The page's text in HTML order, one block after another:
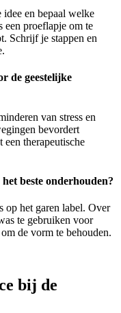
idee en bepaal welke
proeflapje om te
Schrijf je stappen en
de geestelijke
van stress en
bevordert
therapeutische
beste onderhouden?
op het garen label. Over
te gebruiken voor
de vorm te behouden.
bij de